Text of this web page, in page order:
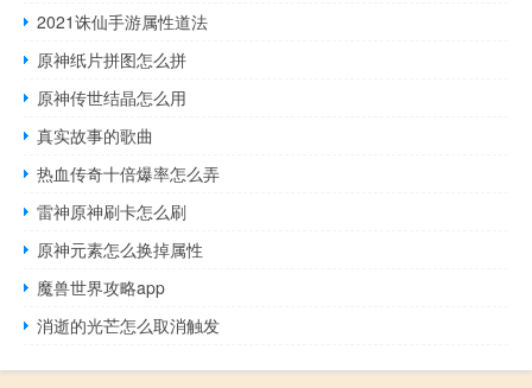
2021诛仙手游属性道法
原神纸片拼图怎么拼
原神传世结晶怎么用
真实故事的歌曲
热血传奇十倍爆率怎么弄
雷神原神刷卡怎么刷
原神元素怎么换掉属性
魔兽世界攻略app
消逝的光芒怎么取消触发